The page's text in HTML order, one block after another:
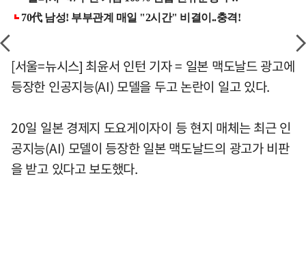
[서울=뉴시스] 최윤서 인턴 기자 = 일본 맥도날드 광고에
등장한 인공지능(AI) 모델을 두고 논란이 일고 있다.
20일 일본 경제지 도요게이자이 등 현지 매체는 최근 인
공지능(AI) 모델이 등장한 일본 맥도날드의 광고가 비판
을 받고 있다고 보도했다.